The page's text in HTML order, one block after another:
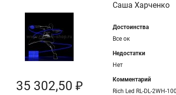
35 302,50 ₽
Саша Харченко
Достоинства
Все ок
Недостатки
Нет
Комментарий
Rich Led RL-DL-2WH-